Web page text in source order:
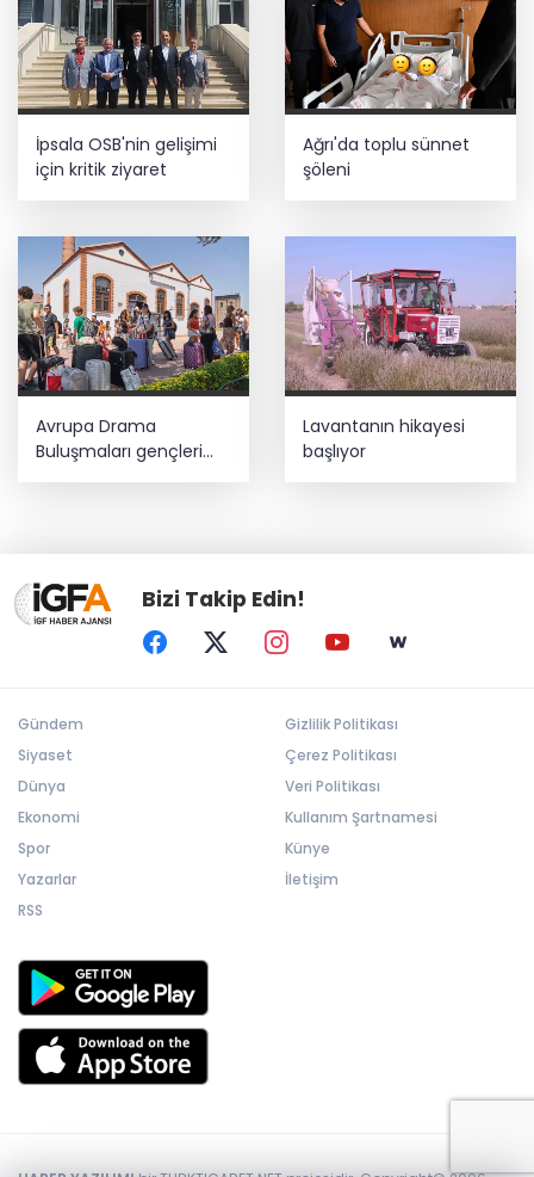
İpsala OSB'nin gelişimi
için kritik ziyaret
Ağrı'da toplu sünnet
şöleni
Avrupa Drama
Buluşmaları gençleri
İzmir’de
Lavantanın hikayesi
başlıyor
Bizi Takip Edin!
Gündem
Siyaset
Dünya
Ekonomi
Spor
Yazarlar
RSS
Gizlilik Politikası
Çerez Politikası
Veri Politikası
Kullanım Şartnamesi
Künye
İletişim